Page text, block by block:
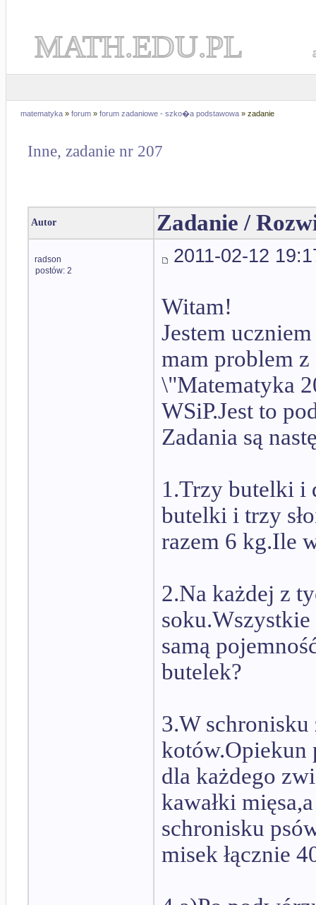
MATH.EDU.PL
matematyka » forum » forum zadaniowe - szko�a podstawowa » zadanie
Inne, zadanie nr 207
Autor Zadanie /
radson
postów: 2
2011-02-12
Witam!
Jestem
mam problem
\"Matematyka
WSiP.Jest to
Zadania są
1.Trzy butelki i
butelki i trzy
razem 6 kg.Ile
2.Na każdej z
samą
butelek?
3.W
kotów.Opiekun
dla każdego
kawałki
schronisku
misek łącznie